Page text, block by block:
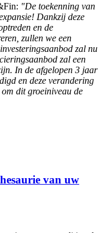
"De toekenning van
Dankzij deze
en de
zullen we een
zal nu
zal een
In de afgelopen 3 jaar
en deze verandering
dit groeiniveau de
van uw